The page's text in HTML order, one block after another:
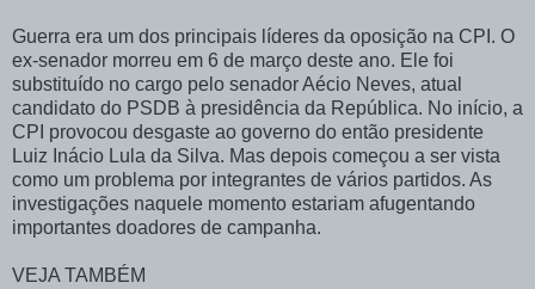
Guerra era um dos principais líderes da oposição na CPI. O
ex-senador morreu em 6 de março deste ano. Ele foi
substituído no cargo pelo senador Aécio Neves, atual
candidato do PSDB à presidência da República. No início, a
CPI provocou desgaste ao governo do então presidente
Luiz Inácio Lula da Silva. Mas depois começou a ser vista
como um problema por integrantes de vários partidos. As
investigações naquele momento estariam afugentando
importantes doadores de campanha.
VEJA TAMBÉM